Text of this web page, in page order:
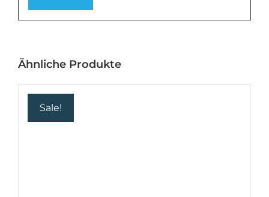
Ähnliche Produkte
Sale!